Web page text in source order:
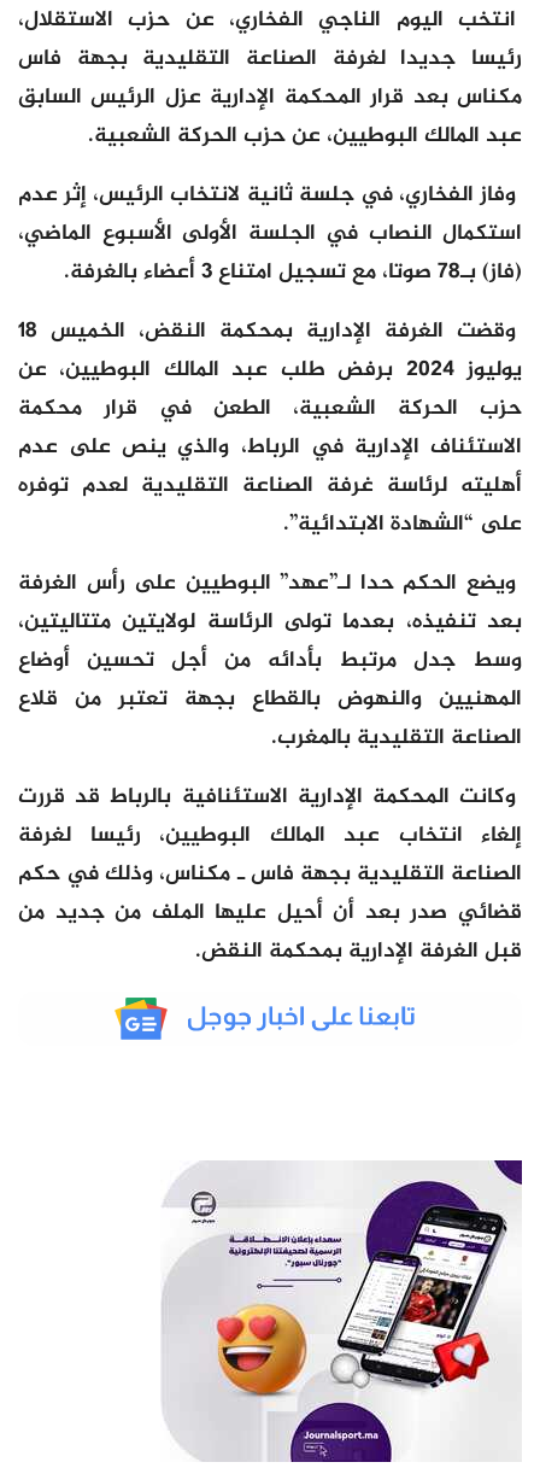
انتخب اليوم الناجي الفخاري، عن حزب الاستقلال،
رئيسا جديدا لغرفة الصناعة التقليدية بجهة فاس
مكناس بعد قرار المحكمة الإدارية عزل الرئيس السابق
عبد المالك البوطيين، عن حزب الحركة الشعبية.
وفاز الفخاري، في جلسة ثانية لانتخاب الرئيس، إثر عدم
استكمال النصاب في الجلسة الأولى الأسبوع الماضي،
(فاز) بـ78 صوتا، مع تسجيل امتناع 3 أعضاء بالغرفة.
وقضت الغرفة الإدارية بمحكمة النقض، الخميس 18
يوليوز 2024 برفض طلب عبد المالك البوطيين، عن
حزب الحركة الشعبية، الطعن في قرار محكمة
الاستئناف الإدارية في الرباط، والذي ينص على عدم
أهليته لرئاسة غرفة الصناعة التقليدية لعدم توفره
على “الشهادة الابتدائية”.
ويضع الحكم حدا لـ”عهد” البوطيين على رأس الغرفة
بعد تنفيذه، بعدما تولى الرئاسة لولايتين متتاليتين،
وسط جدل مرتبط بأدائه من أجل تحسين أوضاع
المهنيين والنهوض بالقطاع بجهة تعتبر من قلاع
الصناعة التقليدية بالمغرب.
وكانت المحكمة الإدارية الاستئنافية بالرباط قد قررت
إلغاء انتخاب عبد المالك البوطيين، رئيسا لغرفة
الصناعة التقليدية بجهة فاس ـ مكناس، وذلك في حكم
قضائي صدر بعد أن أحيل عليها الملف من جديد من
قبل الغرفة الإدارية بمحكمة النقض.